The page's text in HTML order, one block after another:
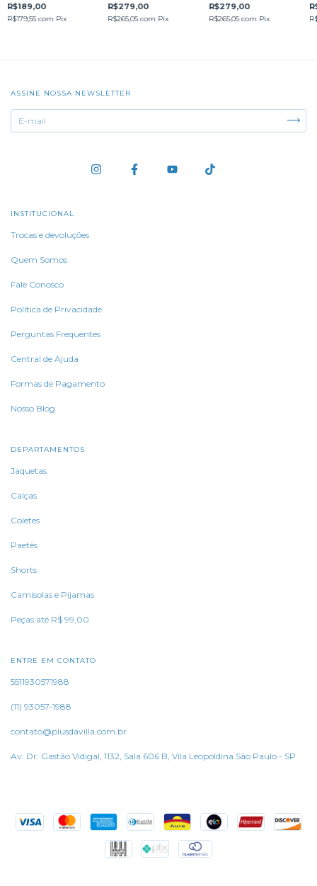
R$189,00
R$179,55com Pix
R$279,00
R$265,05com Pix
R$279,00
R$265,05com Pix
ASSINE NOSSA NEWSLETTER
INSTITUCIONAL
Trocas e devoluções
Quem Somos
Fale Conosco
Política de Privacidade
Perguntas Frequentes
Central de Ajuda
Formas de Pagamento
Nosso Blog
DEPARTAMENTOS
Jaquetas
Calças
Coletes
Paetês
Shorts
Camisolas e Pijamas
Peças até R$ 99,00
ENTRE EM CONTATO
5511930571988
(11) 93057-1988
contato@plusdavilla.com.br
Av. Dr. Gastão Vidigal, 1132, Sala 606 B, Vila Leopoldina São Paulo - SP